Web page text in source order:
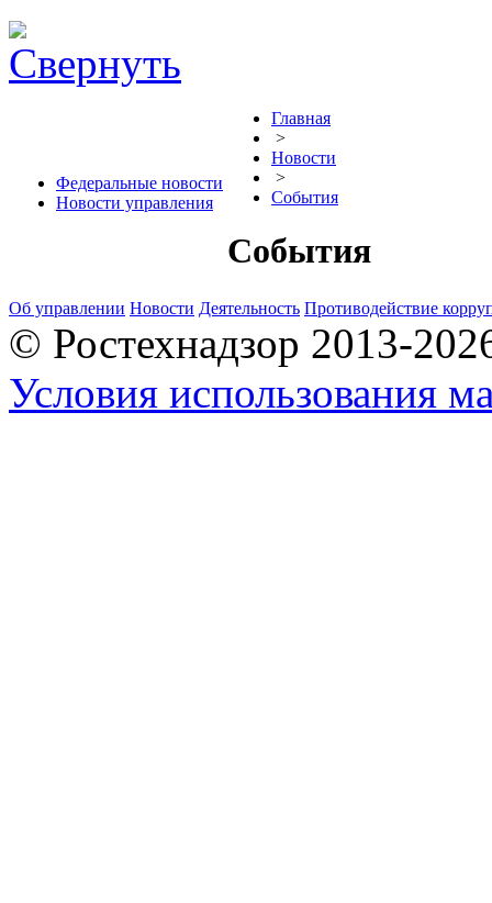
Федеральные новости
Новости управления
Главная
>
Новости
>
События
События
Об управлении Новости Деятельность Противодействие
© Ростехнадзор 2013-
Условия использования